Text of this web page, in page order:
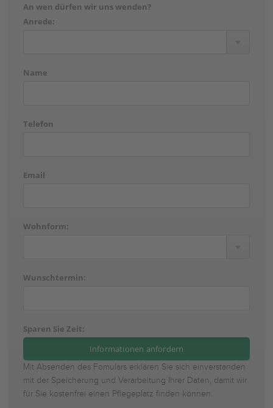
An wen dürfen wir uns wenden?
Anrede:
Name
Telefon
Email
Wohnform:
Wunschtermin:
Sparen Sie Zeit:
Mit Absenden des Fomulars erklären Sie sich einverstanden
mit der Speicherung und Verarbeitung Ihrer Daten, damit wir
für Sie kostenfrei einen Pflegeplatz finden können.